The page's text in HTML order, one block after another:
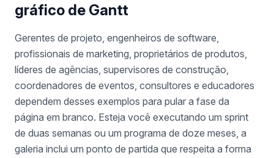
gráfico de Gantt
Gerentes de projeto, engenheiros de software,
profissionais de marketing, proprietários de produtos,
líderes de agências, supervisores de construção,
coordenadores de eventos, consultores e educadores
dependem desses exemplos para pular a fase da
página em branco. Esteja você executando um sprint
de duas semanas ou um programa de doze meses, a
galeria inclui um ponto de partida que respeita a forma